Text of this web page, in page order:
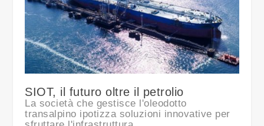
SIOT, il futuro oltre il petrolio
La società che gestisce l'oleodotto
transalpino ipotizza soluzioni innovative per